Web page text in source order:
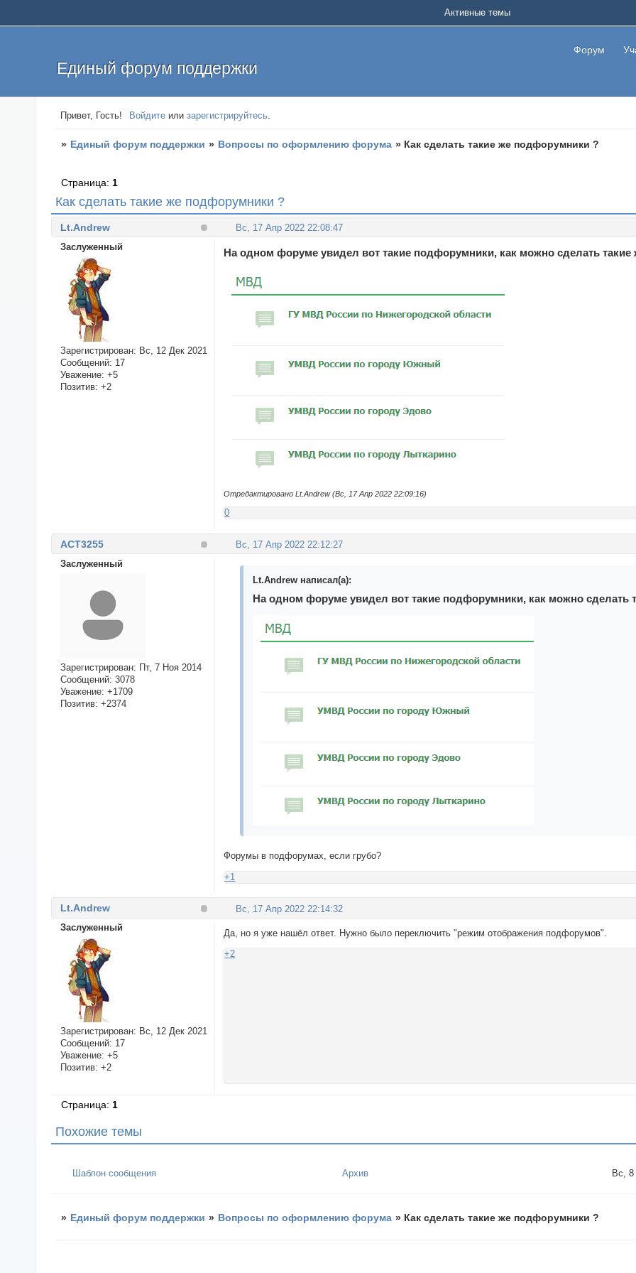
Единый форум поддержки
Форум
Активные темы
Привет, Гость! Войдите илизарегистрируйтесь.
» Единый форум поддержки » Вопросы по оформлению форума » Как сделать такие же подфорумники ?
Как сделать такие же подфорумники ?
Страница: 1
Вс, 17 Апр 2022 22:08:47
Lt.Andrew
Заслуженный
Зарегистрирован: Вс, 12 Дек 2021
Сообщений: 17
Уважение: +5
Позитив: +2
На одном форуме увидел вот такие подфорумники, как можно сделать такие
Отредактировано Lt.Andrew (Вс, 17 Апр 2022 22:09:16)
0
Вс, 17 Апр 2022 22:12:27
ACT3255
Заслуженный
Зарегистрирован: Пт, 7 Ноя 2014
Сообщений: 3078
Уважение: +1709
Позитив: +2374
Lt.Andrew написал(а):
На одном форуме увидел вот такие подфорумники, как можно сделать
Форумы в подфорумах, если грубо?
+1
Вс, 17 Апр 2022 22:14:32
Lt.Andrew
Заслуженный
Зарегистрирован: Вс, 12 Дек 2021
Сообщений: 17
Уважение: +5
Позитив: +2
Да, но я уже нашёл ответ. Нужно было переключить "режим отображения подфорумов".
+2
Страница:1
Похожие темы
Шаблон сообщения Архив Вс,
» Единый форум поддержки » Вопросы по оформлению форума » Как сделать такие же подфорумники ?